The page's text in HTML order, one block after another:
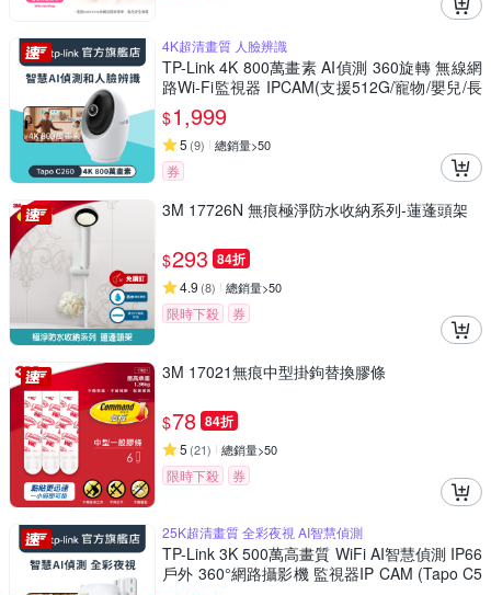
4K超清畫質 人臉辨識
TP-Link 4K 800萬畫素 AI偵測 360旋轉 無線網
路Wi-Fi監視器 IPCAM(支援512G/寵物/嬰兒/長
輩/Tapo C260)
$1,999
5 (9) 總銷量>50
券
3M 17726N 無痕極淨防水收納系列-蓮蓬頭架
$293 84折
4.9 (8) 總銷量>50
限時下殺 券
3M 17021無痕中型掛鉤替換膠條
$78 84折
5 (21) 總銷量>50
限時下殺 券
25K超清畫質 全彩夜視 AI智慧偵測
TP-Link 3K 500萬高畫質 WiFi AI智慧偵測 IP66
戶外 360°網路攝影機 監視器IP CAM (Tapo C5